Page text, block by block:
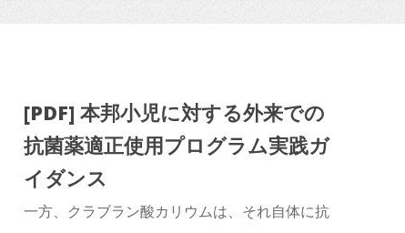
[PDF] 本邦小児に対する外来での
抗菌薬適正使用プログラム実践ガ
イダンス
一方、クラブラン酸カリウムは、それ自体に抗